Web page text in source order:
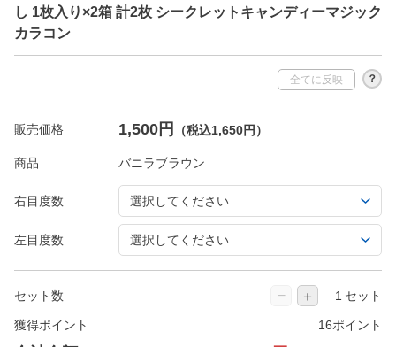
し 1枚入り×2箱 計2枚 シークレットキャンディーマジック
カラコン
全てに反映 ？
販売価格 1,500円 （税込1,650円）
商品
右目度数
左目度数
セット数 − ＋ セット
獲得ポイント 16ポイント